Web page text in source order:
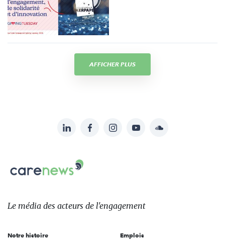
AFFICHER PLUS
sur:
LinkedInFacebookInstagramYouTubeSoundcloud
Carenews,
Le
des
l'engagement
Le média des acteurs de l'engagement
Notre histoire
Emplois